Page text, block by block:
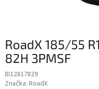
RoadX 185/55
82H 3PMSF
ID12817829
Značka: RoadX